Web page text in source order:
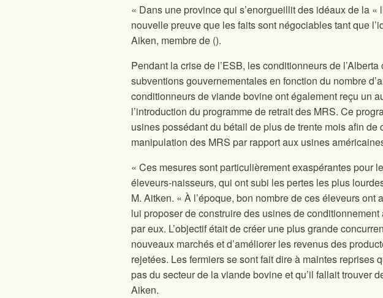
« Dans une province qui s’enorgueillit des idéaux de la
nouvelle preuve que les faits sont négociables tant que
Aiken, membre de ().
Pendant la crise de l’ESB, les conditionneurs de
subventions gouvernementales en fonction du nombre
conditionneurs de viande bovine ont également reçu un
l’introduction du programme de retrait des MRS. Ce
usines possédant du bétail de plus de trente mois afin
manipulation des MRS par rapport aux usines
« Ces mesures sont particulièrement exaspérantes pour
éleveurs-naisseurs, qui ont subi les pertes les plus
M. Aitken. « À l’époque, bon nombre de ces éleveurs ont
lui proposer de construire des usines de
par eux. L’objectif était de créer une plus grande
nouveaux marchés et d’améliorer les revenus des
rejetées. Les fermiers se sont fait dire à maintes reprises
pas du secteur de la viande bovine et qu’il fallait trouver
Aiken.